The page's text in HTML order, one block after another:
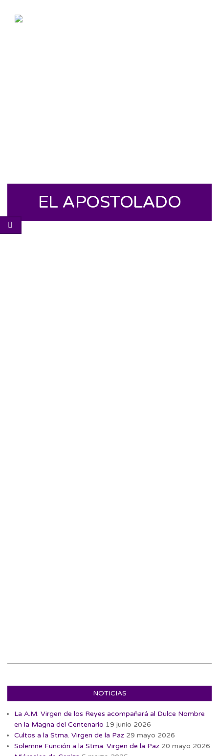
EL APOSTOLADO
NOTICIAS
La A.M. Virgen de los Reyes acompañará al Dulce Nombre
en la Magna del Centenario 19 junio 2026
Cultos a la Stma. Virgen de la Paz 29 mayo 2026
Solemne Función a la Stma. Virgen de la Paz 20 mayo 2026